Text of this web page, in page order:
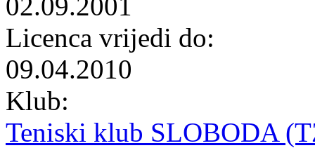
Licenca vrijedi do:
09.04.2010
Klub:
Teniski klub SLOBODA